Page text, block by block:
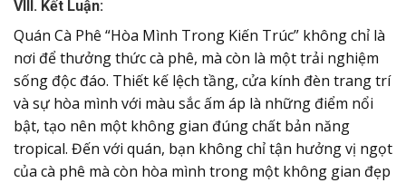
VIII. Kết Luận:
Quán Cà Phê “Hòa Mình Trong Kiến Trúc” không chỉ là
nơi để thưởng thức cà phê, mà còn là một trải nghiệm
sống độc đáo. Thiết kế lệch tầng, cửa kính đèn trang trí
và sự hòa mình với màu sắc ấm áp là những điểm nổi
bật, tạo nên một không gian đúng chất bản năng
tropical. Đến với quán, bạn không chỉ tận hưởng vị ngọt
của cà phê mà còn hòa mình trong một không gian đẹp